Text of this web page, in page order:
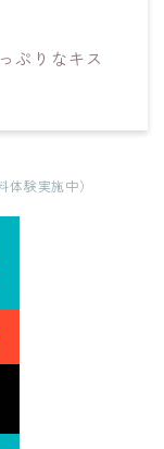
ぷりなキス
験実施中）